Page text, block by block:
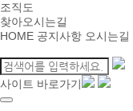
조직도
찾아오시는길
HOME 공지사항 오시는길
사이트 바로가기